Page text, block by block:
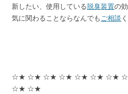
新したい、使用している脱臭装置の
気に関わることならなんでもご相談
☆★ ☆★ ☆★ ☆★ ☆★ ☆★ ☆★
☆★ ☆★